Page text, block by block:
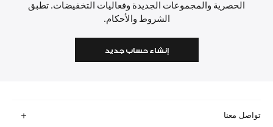
الحصرية والمجموعات الجديدة وفعاليات التخفيضات. تطبق
الشروط والأحكام.
إنشاء حساب جديد
تواصل معنا